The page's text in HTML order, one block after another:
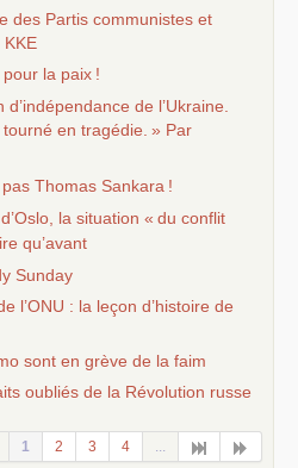
des Partis communistes et
KKE
la paix !
de l’Ukraine.
en tragédie. » Par
Thomas Sankara !
la situation « du conflit
qu’avant
Sunday
l’ONU : la leçon d’histoire de
sont en grève de la faim
oubliés de la Révolution russe
1 2 3 4 ...